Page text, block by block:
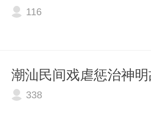
116
潮汕民间戏虐惩治神
338